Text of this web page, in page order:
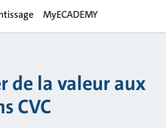
MyECADEMY
de la valeur aux
CVC